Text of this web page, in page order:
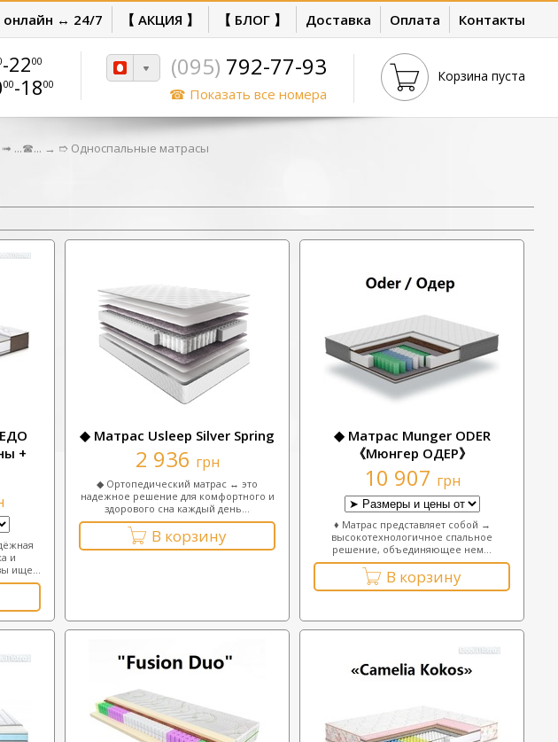
онлайн ↔ 24/7 【 АКЦИЯ 】 【 БЛОГ 】 Доставка Оплата Контакты
Корзина пуста
(095) 792-77-93
☎ Показать все номера
-2200
00-1800
...☎... → ➱ Односпальные матрасы
+
и
ище...
◆ Матрас Usleep Silver Spring
2 936 грн
◆ Ортопедический матрас ↔ это
надежное решение для комфортного и
здорового сна каждый день...
В корзину
◆ Матрас Munger ODER
《Мюнгер ОДЕР》
10 907 грн
♦ Матрас представляет собой →
высокотехнологичное спальное
решение, объединяющее нем...
В корзину